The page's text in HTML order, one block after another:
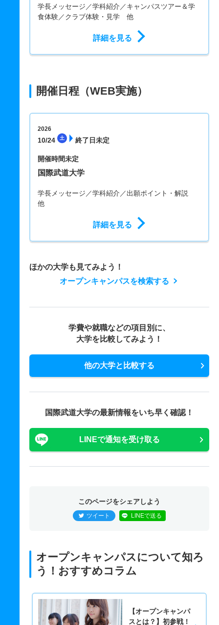
学長メッセージ／学科紹介／キャンパスツアー＆学
食体験／クラブ体験・見学 他
詳細を見る
開催日程（WEB実施）
2026
10/24 土 終了日未定
開催時間未定
国際武道大学
学長メッセージ／学科紹介／出願ポイント・解説
他
詳細を見る
ほかの大学も見てみよう！
オープンキャンパスを検索する
学費や就職などの項目別に、
大学を比較してみよう！
他の大学と比較する
国際武道大学の最新情報をいち早く確認！
LINEで通知を受け取る
このページをシェアしよう
ツイート LINEで送る
オープンキャンパスについて知ろ
う！おすすめコラム
【オープンキャンパ
スとは？】初参戦！